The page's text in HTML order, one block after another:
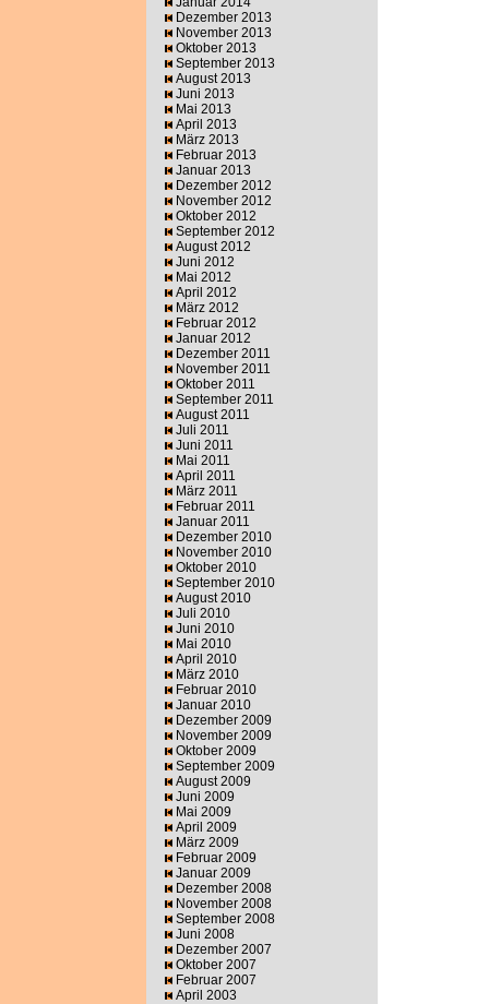
Dezember 2013
November 2013
Oktober 2013
September 2013
August 2013
Juni 2013
Mai 2013
April 2013
März 2013
Februar 2013
Januar 2013
Dezember 2012
November 2012
Oktober 2012
September 2012
August 2012
Juni 2012
Mai 2012
April 2012
März 2012
Februar 2012
Januar 2012
Dezember 2011
November 2011
Oktober 2011
September 2011
August 2011
Juli 2011
Juni 2011
Mai 2011
April 2011
März 2011
Februar 2011
Januar 2011
Dezember 2010
November 2010
Oktober 2010
September 2010
August 2010
Juli 2010
Juni 2010
Mai 2010
April 2010
März 2010
Februar 2010
Januar 2010
Dezember 2009
November 2009
Oktober 2009
September 2009
August 2009
Juni 2009
Mai 2009
April 2009
März 2009
Februar 2009
Januar 2009
Dezember 2008
November 2008
September 2008
Juni 2008
Dezember 2007
Oktober 2007
Februar 2007
April 2003